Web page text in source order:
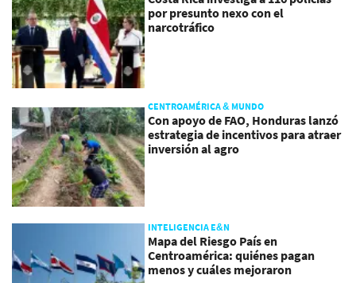
por presunto nexo con el
narcotráfico
CENTROAMÉRICA & MUNDO
Con apoyo de FAO, Honduras lanzó
estrategia de incentivos para atraer
inversión al agro
INTELIGENCIA E&N
Mapa del Riesgo País en
Centroamérica: quiénes pagan
menos y cuáles mejoraron